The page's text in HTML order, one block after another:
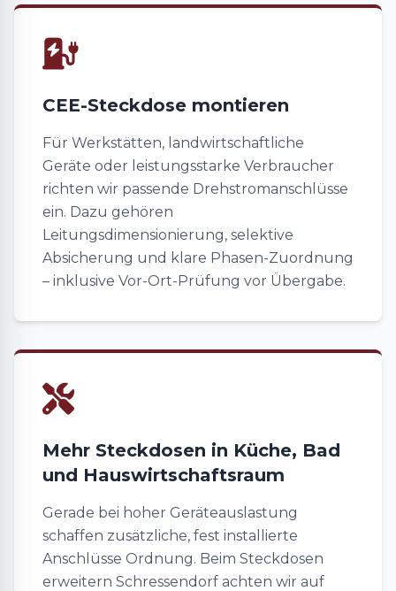
CEE-Steckdose montieren
Für Werkstätten, landwirtschaftliche
Geräte oder leistungsstarke Verbraucher
richten wir passende Drehstromanschlüsse
ein. Dazu gehören
Leitungsdimensionierung, selektive
Absicherung und klare Phasen-Zuordnung
– inklusive Vor-Ort-Prüfung vor Übergabe.
Mehr Steckdosen in Küche, Bad
und Hauswirtschaftsraum
Gerade bei hoher Geräteauslastung
schaffen zusätzliche, fest installierte
Anschlüsse Ordnung. Beim Steckdosen
erweitern Schressendorf achten wir auf